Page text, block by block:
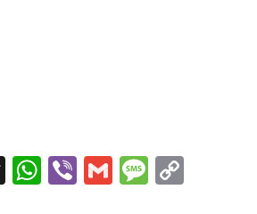
Threads
WhatsApp
ViberGmail